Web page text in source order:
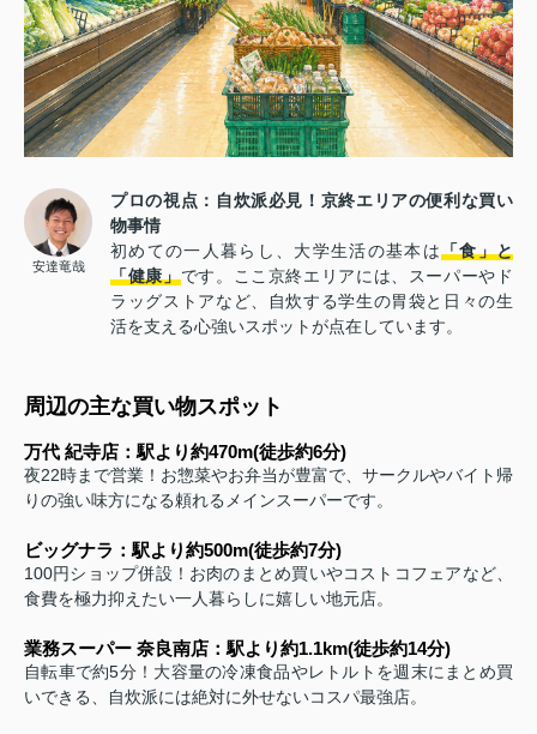
安達竜哉
プロの視点：自炊派必見！京終エリアの便利な買い
物事情
初めての一人暮らし、大学生活の基本は「食」と
「健康」です。ここ京終エリアには、スーパーやド
ラッグストアなど、自炊する学生の胃袋と日々の生
活を支える心強いスポットが点在しています。
周辺の主な買い物スポット
万代 紀寺店：駅より約470m(徒歩約6分)
夜22時まで営業！お惣菜やお弁当が豊富で、サークルやバイト帰
りの強い味方になる頼れるメインスーパーです。
ビッグナラ：駅より約500m(徒歩約7分)
100円ショップ併設！お肉のまとめ買いやコストコフェアなど、
食費を極力抑えたい一人暮らしに嬉しい地元店。
業務スーパー 奈良南店：駅より約1.1km(徒歩約14分)
自転車で約5分！大容量の冷凍食品やレトルトを週末にまとめ買
いできる、自炊派には絶対に外せないコスパ最強店。